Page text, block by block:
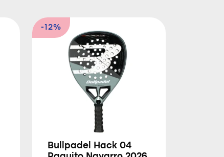
-12%
Bullpadel Hack 04